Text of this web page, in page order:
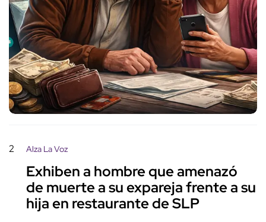
2 Alza La Voz
Exhiben a hombre que amenazó
de muerte a su expareja frente a su
hija en restaurante de SLP